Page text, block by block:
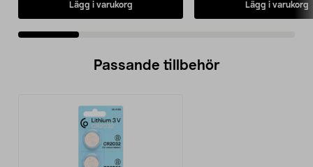
Lägg i varukorg Lägg i varukorg
Passande tillbehör